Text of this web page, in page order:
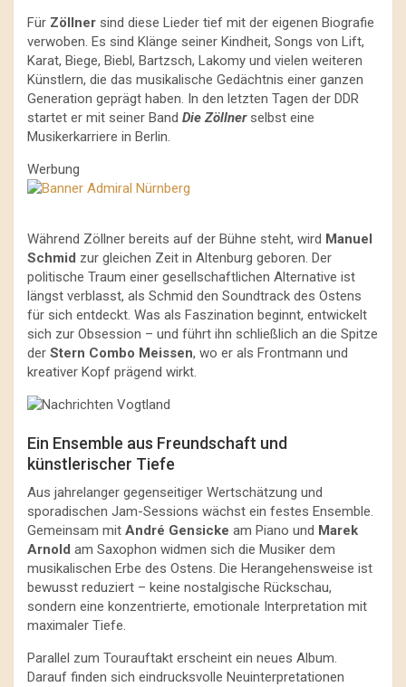
Für Zöllner sind diese Lieder tief mit der eigenen Biografie
verwoben. Es sind Klänge seiner Kindheit, Songs von Lift,
Karat, Biege, Biebl, Bartzsch, Lakomy und vielen weiteren
Künstlern, die das musikalische Gedächtnis einer ganzen
Generation geprägt haben. In den letzten Tagen der DDR
startet er mit seiner Band Die Zöllner selbst eine
Musikerkarriere in Berlin.
Werbung
Während Zöllner bereits auf der Bühne steht, wird Manuel
Schmid zur gleichen Zeit in Altenburg geboren. Der
politische Traum einer gesellschaftlichen Alternative ist
längst verblasst, als Schmid den Soundtrack des Ostens
für sich entdeckt. Was als Faszination beginnt, entwickelt
sich zur Obsession – und führt ihn schließlich an die Spitze
der Stern Combo Meissen, wo er als Frontmann und
kreativer Kopf prägend wirkt.
Ein Ensemble aus Freundschaft und
künstlerischer Tiefe
Aus jahrelanger gegenseitiger Wertschätzung und
sporadischen Jam-Sessions wächst ein festes Ensemble.
Gemeinsam mit André Gensicke am Piano und Marek
Arnold am Saxophon widmen sich die Musiker dem
musikalischen Erbe des Ostens. Die Herangehensweise ist
bewusst reduziert – keine nostalgische Rückschau,
sondern eine konzentrierte, emotionale Interpretation mit
maximaler Tiefe.
Parallel zum Tourauftakt erscheint ein neues Album.
Darauf finden sich eindrucksvolle Neuinterpretationen